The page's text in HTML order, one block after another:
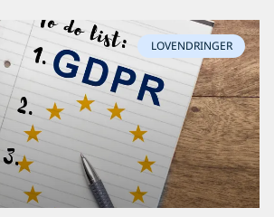
LOVENDRINGER